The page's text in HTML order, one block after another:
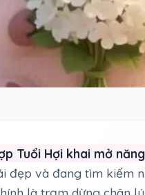
Tuổi Hợi khai mở
đẹp và đang tìm kiếm